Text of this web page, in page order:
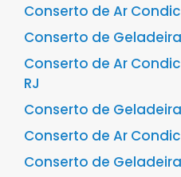
Conserto de Ar
Conserto de
Conserto de Ar
RJ
Conserto de
Conserto de Ar
Conserto de